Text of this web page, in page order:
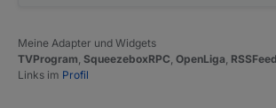
Meine Adapter und Widgets
TVProgram SqueezeboxRPC OpenLiga RSSFeed
Links im Profil